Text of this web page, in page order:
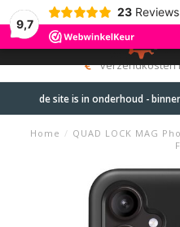
9,7
23 Reviews
MENU
verzendkosten
de site is in onderhoud -
Home / QUAD LOCK MAG